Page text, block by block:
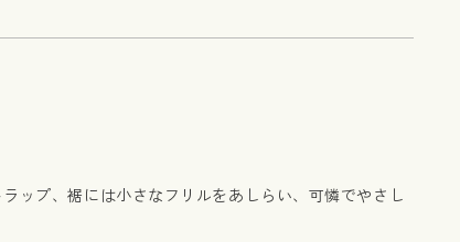
ップ、裾には小さなフリルをあしらい、可憐でやさし